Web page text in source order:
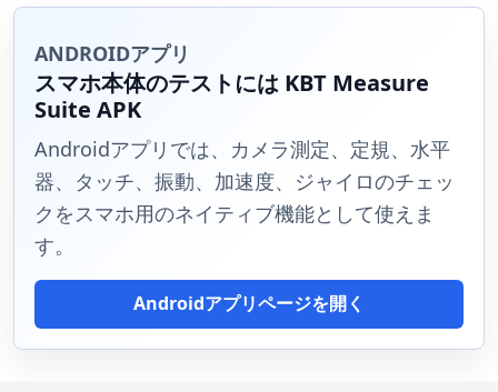
ANDROIDアプリ
スマホ本体のテストには KBT Measure
Suite APK
Androidアプリでは、カメラ測定、定規、水平
器、タッチ、振動、加速度、ジャイロのチェッ
クをスマホ用のネイティブ機能として使えま
す。
Androidアプリページを開く